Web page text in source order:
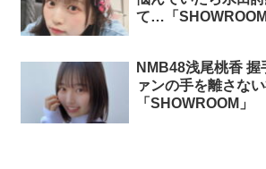
て…「SHOWROOM
NMB48浅尾桃香 握
ァンの手を離さな
「SHOWROOM」